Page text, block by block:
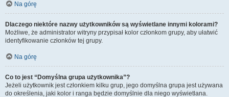
Na górę
Dlaczego niektóre nazwy użytkowników są wyświetlane innymi kolorami?
Możliwe, że administrator witryny przypisał kolor członkom grupy, aby ułatwić
identyfikowanie członków tej grupy.
Na górę
Co to jest “Domyślna grupa użytkownika”?
Jeżeli użytkownik jest członkiem kilku grup, jego domyślna grupa jest używana
do określenia, jaki kolor i ranga będzie domyślnie dla niego wyświetlana.